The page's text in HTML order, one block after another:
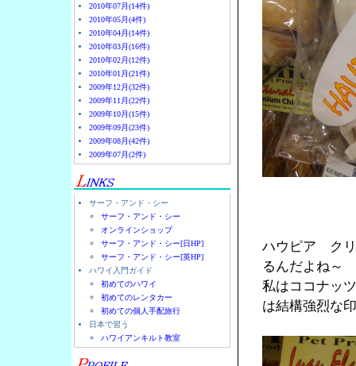
2010年07月(14件)
2010年05月(4件)
2010年04月(14件)
2010年03月(16件)
2010年02月(12件)
2010年01月(21件)
2009年12月(32件)
2009年11月(22件)
2009年10月(15件)
2009年09月(23件)
2009年08月(42件)
2009年07月(2件)
サーフ・アンド・シー
サーフ・アンド・シー
オンラインショップ
サーフ・アンド・シー[日HP]
サーフ・アンド・シー[英HP]
ハワイ入門ガイド
初めてのハワイ
初めてのレンタカー
初めての個人手配旅行
日本で習う
ハワイアンキルト教室
ハウピア クリ
るんだよね～
私はココナッ
は結構強烈な